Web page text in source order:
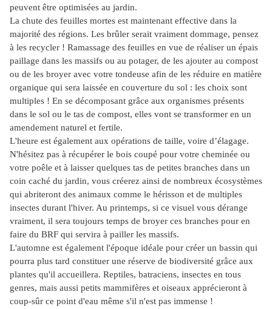
peuvent être optimisées au jardin.
La chute des feuilles mortes est maintenant effective dans la
majorité des régions. Les brûler serait vraiment dommage, pensez
à les recycler ! Ramassage des feuilles en vue de réaliser un épais
paillage dans les massifs ou au potager, de les ajouter au compost
ou de les broyer avec votre tondeuse afin de les réduire en matière
organique qui sera laissée en couverture du sol : les choix sont
multiples ! En se décomposant grâce aux organismes présents
dans le sol ou le tas de compost, elles vont se transformer en un
amendement naturel et fertile.
L'heure est également aux opérations de taille, voire d’élagage.
N'hésitez pas à récupérer le bois coupé pour votre cheminée ou
votre poêle et à laisser quelques tas de petites branches dans un
coin caché du jardin, vous créerez ainsi de nombreux écosystèmes
qui abriteront des animaux comme le hérisson et de multiples
insectes durant l'hiver. Au printemps, si ce visuel vous dérange
vraiment, il sera toujours temps de broyer ces branches pour en
faire du BRF qui servira à pailler les massifs.
L'automne est également l'époque idéale pour créer un bassin qui
pourra plus tard constituer une réserve de biodiversité grâce aux
plantes qu'il accueillera. Reptiles, batraciens, insectes en tous
genres, mais aussi petits mammifères et oiseaux apprécieront à
coup-sûr ce point d'eau même s'il n'est pas immense !